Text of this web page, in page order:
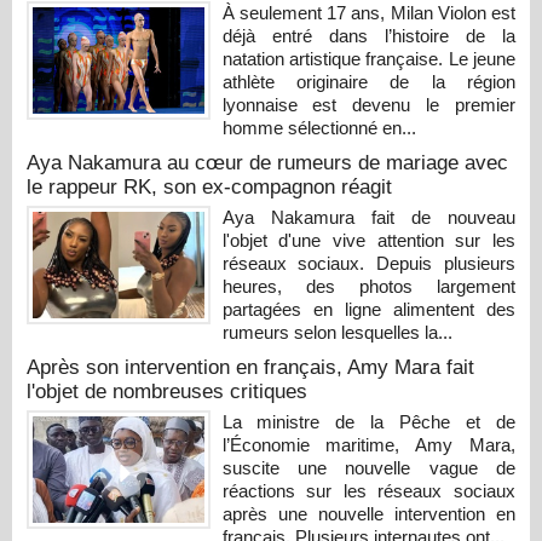
À seulement 17 ans, Milan Violon est
déjà entré dans l’histoire de la
natation artistique française. Le jeune
athlète originaire de la région
lyonnaise est devenu le premier
homme sélectionné en...
Aya Nakamura au cœur de rumeurs de mariage avec
le rappeur RK, son ex-compagnon réagit
Aya Nakamura fait de nouveau
l'objet d'une vive attention sur les
réseaux sociaux. Depuis plusieurs
heures, des photos largement
partagées en ligne alimentent des
rumeurs selon lesquelles la...
Après son intervention en français, Amy Mara fait
l'objet de nombreuses critiques
La ministre de la Pêche et de
l’Économie maritime, Amy Mara,
suscite une nouvelle vague de
réactions sur les réseaux sociaux
après une nouvelle intervention en
français. Plusieurs internautes ont...